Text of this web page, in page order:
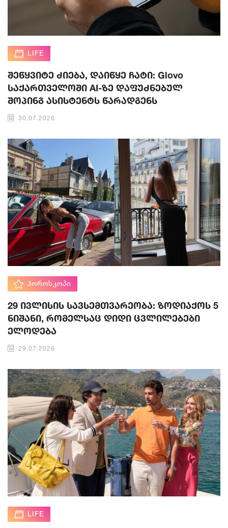
LIFE
შეწყვიტე ძიება, დაიწყე ჩატი: Glovo
საქართველოში AI-ზე დაფუძნებულ
შოპინგ ასისტენტს წარადგენს
30.07.2026
ᲰᲝᲠᲝᲡᲙᲝᲞᲘ
29 ივლისის სავსემთვარეობა: ზოდიაქოს 5
ნიშანი, რომელსაც დიდი ცვლილებები
ელოდება
29.07.2026
LIFE